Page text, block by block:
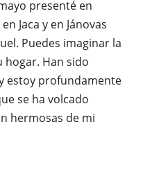
presenté en
Jaca y en Jánovas
Puedes imaginar la
hogar. Han sido
estoy profundamente
se ha volcado
hermosas de mi